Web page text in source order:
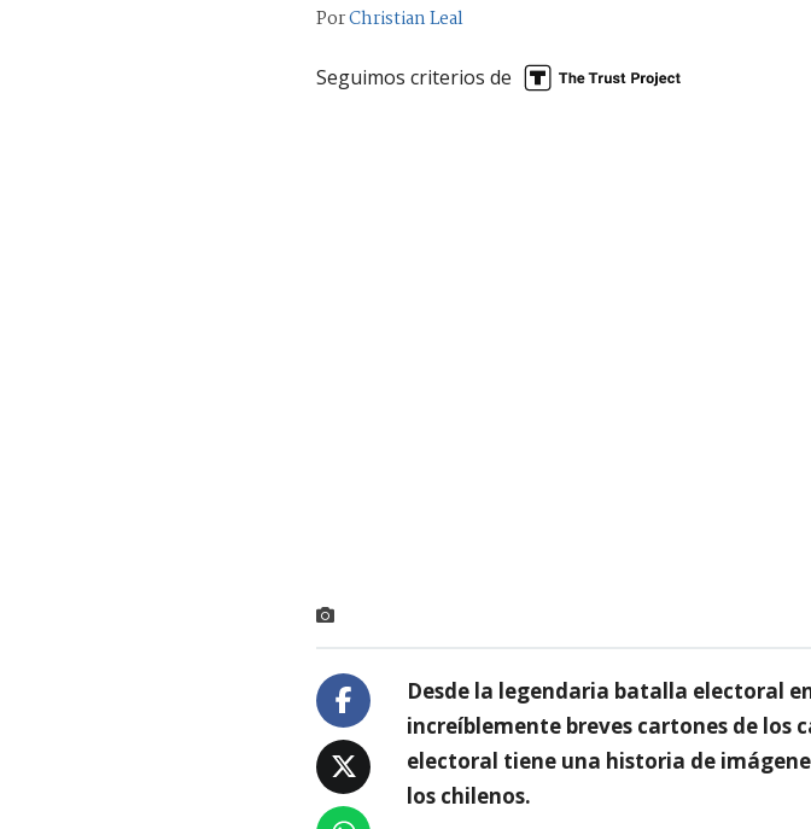
PorChristian Leal
Seguimos criterios de
Desde la legendaria batalla electoral
increíblemente breves cartones de
electoral tiene una historia de
los chilenos.